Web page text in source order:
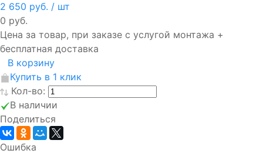
2 650 руб. / шт
0 руб.
Цена за товар, при заказе с услугой монтажа +
бесплатная доставка
В корзину
Купить в 1 клик
Кол-во:
В наличии
Поделиться
Ошибка